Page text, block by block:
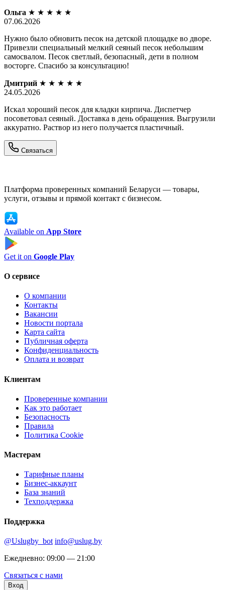
Ольга ★ ★ ★ ★ ★
07.06.2026
Нужно было обновить песок на детской площадке во дворе.
Привезли специальный мелкий сеяный песок небольшим
самосвалом. Песок светлый, безопасный, дети в полном
восторге. Спасибо за консультацию!
Дмитрий ★ ★ ★ ★ ★
24.05.2026
Искал хороший песок для кладки кирпича. Диспетчер
посоветовал сеяный. Доставка в день обращения. Выгрузили
аккуратно. Раствор из него получается пластичный.
Связаться
Платформа проверенных компаний Беларуси — товары,
услуги, отзывы и прямой контакт с бизнесом.
Available on App Store
Get it on Google Play
О сервисе
О компании
Контакты
Вакансии
Новости портала
Карта сайта
Публичная оферта
Конфиденциальность
Оплата и возврат
Клиентам
Проверенные компании
Как это работает
Безопасность
Правила
Политика Cookie
Мастерам
Тарифные планы
Бизнес-аккаунт
База знаний
Техподдержка
Поддержка
@Uslugby_bot info@uslug.by
Ежедневно: 09:00 — 21:00
Связаться с нами
Вход